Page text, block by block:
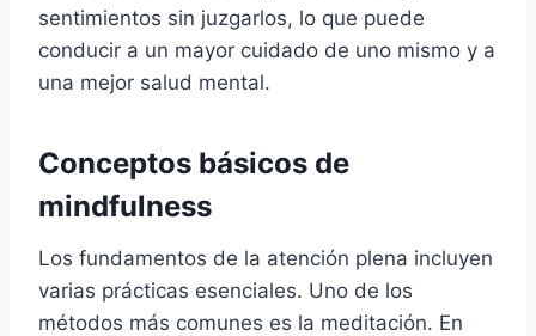
sentimientos sin juzgarlos, lo que puede
conducir a un mayor cuidado de uno mismo y a
una mejor salud mental.
Conceptos básicos de
mindfulness
Los fundamentos de la atención plena incluyen
varias prácticas esenciales. Uno de los
métodos más comunes es la meditación. En